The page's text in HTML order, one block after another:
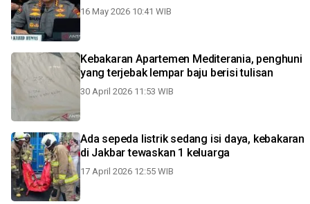
16 May 2026 10:41 WIB
Kebakaran Apartemen Mediterania, penghuni
yang terjebak lempar baju berisi tulisan
30 April 2026 11:53 WIB
Ada sepeda listrik sedang isi daya, kebakaran
di Jakbar tewaskan 1 keluarga
17 April 2026 12:55 WIB